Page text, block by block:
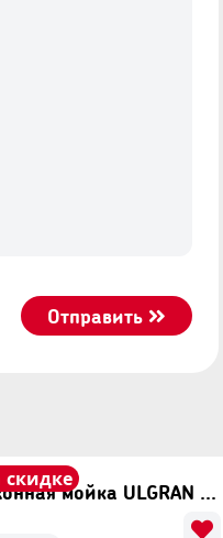
скидке
Кухонная мойка ULGRAN U-608 Песочный
Отправить